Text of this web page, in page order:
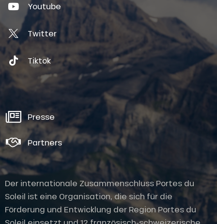
Youtube
Twitter
Tiktok
Presse
Partners
Der internationale Zusammenschluss Portes du
Soleil ist eine Organisation, die sich für die
Förderung und Entwicklung der Region Portes du